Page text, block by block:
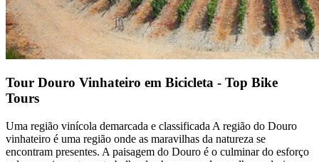
Tour Douro Vinhateiro em Bicicleta - Top Bike
Tours
Uma região vinícola demarcada e classificada A região do Douro
vinhateiro é uma região onde as maravilhas da natureza se
encontram presentes. A paisagem do Douro é o culminar do esforço